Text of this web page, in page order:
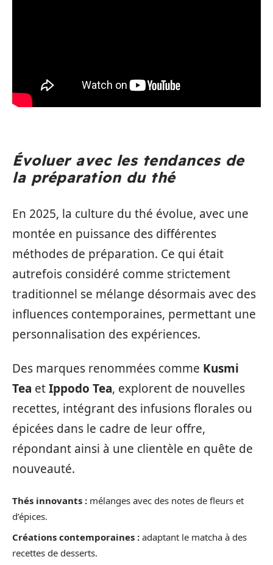
Évoluer avec les tendances de
la préparation du thé
En 2025, la culture du thé évolue, avec une
montée en puissance des différentes
méthodes de préparation. Ce qui était
autrefois considéré comme strictement
traditionnel se mélange désormais avec des
influences contemporaines, permettant une
personnalisation des expériences.
Des marques renommées comme Kusmi
Tea etIppodo Tea, explorent de nouvelles
recettes, intégrant des infusions florales ou
épicées dans le cadre de leur offre,
répondant ainsi à une clientèle en quête de
nouveauté.
Thés innovants : mélanges avec des notes de fleurs et
d’épices.
Créations contemporaines : adaptant le matcha à des
recettes de desserts.